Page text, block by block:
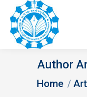
Author
You are here:
Home